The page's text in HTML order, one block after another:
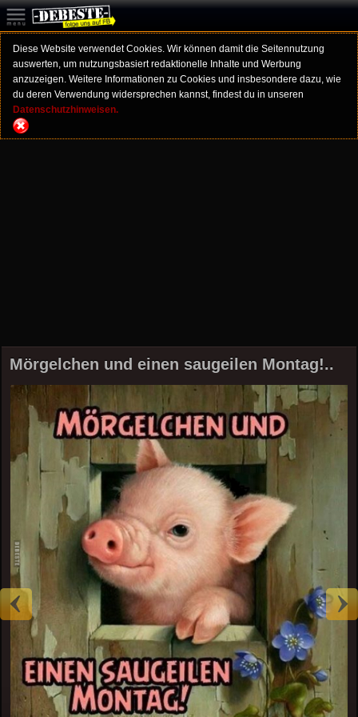
Diese Website verwendet Cookies. Wir können damit die Seitennutzung
auswerten, um nutzungsbasiert redaktionelle Inhalte und Werbung
anzuzeigen. Weitere Informationen zu Cookies und insbesondere dazu, wie
du deren Verwendung widersprechen kannst, findest du in unseren
Datenschutzhinweisen.
Mörgelchen und einen saugeilen Montag!..